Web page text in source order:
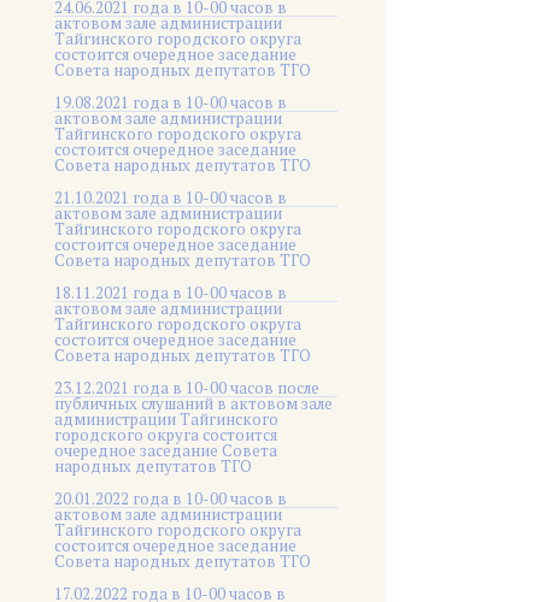
24.06.2021 года в 10-00 часов в
актовом зале администрации
Тайгинского городского округа
состоится очередное заседание
Совета народных депутатов ТГО
19.08.2021 года в 10-00 часов в
актовом зале администрации
Тайгинского городского округа
состоится очередное заседание
Совета народных депутатов ТГО
21.10.2021 года в 10-00 часов в
актовом зале администрации
Тайгинского городского округа
состоится очередное заседание
Совета народных депутатов ТГО
18.11.2021 года в 10-00 часов в
актовом зале администрации
Тайгинского городского округа
состоится очередное заседание
Совета народных депутатов ТГО
23.12.2021 года в 10-00 часов после
публичных слушаний в актовом зале
администрации Тайгинского
городского округа состоится
очередное заседание Совета
народных депутатов ТГО
20.01.2022 года в 10-00 часов в
актовом зале администрации
Тайгинского городского округа
состоится очередное заседание
Совета народных депутатов ТГО
17.02.2022 года в 10-00 часов в